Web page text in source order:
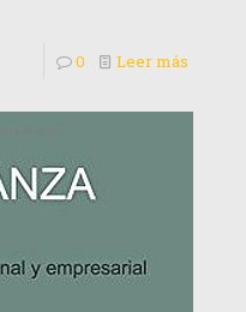
0 Leer más